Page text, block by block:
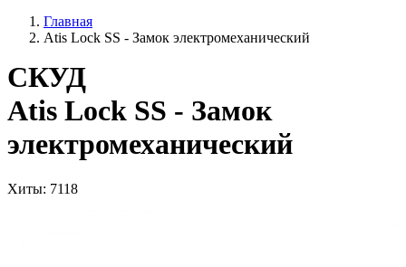
Главная
Atis Lock SS - Замок электромеханический
СКУД
Atis Lock SS - Замок
электромеханический
Хиты: 7118